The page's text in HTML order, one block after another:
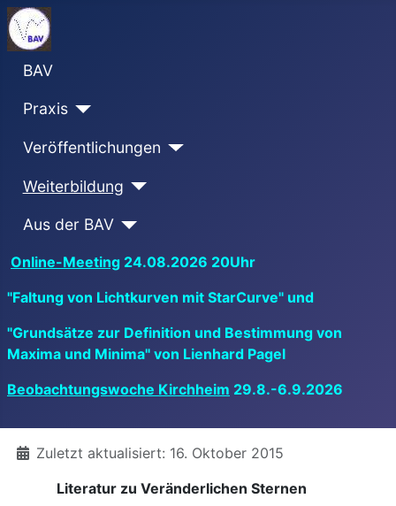
BAV
Praxis
Veröffentlichungen
Weiterbildung
Aus der BAV
Online-Meeting 24.08.2026 20Uhr
"Faltung von Lichtkurven mit StarCurve" und
"Grundsätze zur Definition und Bestimmung von
Maxima und Minima" von Lienhard Pagel
Beobachtungswoche Kirchheim 29.8.-6.9.2026
DetailsZuletzt aktualisiert: 16. Oktober 2015
Literatur zu Veränderlichen Sternen